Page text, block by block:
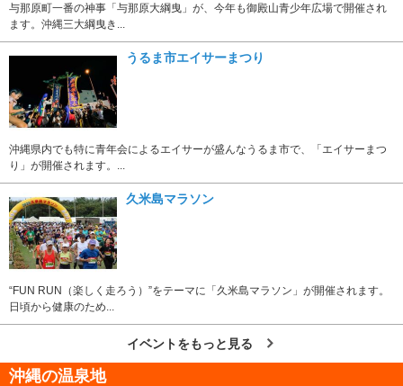
与那原町一番の神事「与那原大綱曳」が、今年も御殿山青少年広場で開催され
ます。沖縄三大綱曳き...
うるま市エイサーまつり
沖縄県内でも特に青年会によるエイサーが盛んなうるま市で、「エイサーまつ
り」が開催されます。...
久米島マラソン
“FUN RUN（楽しく走ろう）”をテーマに「久米島マラソン」が開催されます。
日頃から健康のため...
イベントをもっと見る
沖縄の温泉地